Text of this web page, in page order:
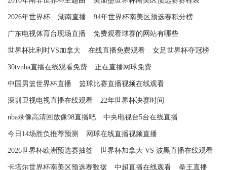
2026年世界杯 湖南直播 94年世界杯南美区预选赛积分榜
广东电视体育台现场直播 免费观看球赛的网站有哪些
世界杯比利时VS加拿大 在线直播免费观看 女足世界杯夺冠榜
30tvnba直播在线观看免费 正在直播网球免费
中国男篮世界杯直播 篮球比赛直播视频在线观看
深圳卫视电视直播在线观看 22年世界杯决赛时间
nba录像高清回放像98直播吧 中央电视台5台在线直播
今日14场胜负推荐预测 网球在线直播视频直播
2026世界杯欧洲预选赛抽签 世界杯加拿大 VS 波黑直播在线观看
卡塔尔世界杯南美区预选赛数据 中超直播在线观看 拳王直播